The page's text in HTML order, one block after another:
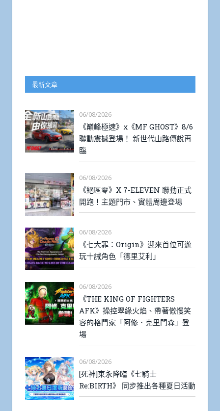
最新文章
06/08/2026
《巔峰極速》x《MF GHOST》8/6
聯動震撼登場！ 新世代山路傳說再
臨
06/08/2026
《絕區零》X 7-ELEVEN 聯動正式
開跑！主題門市、實體周邊登場
06/08/2026
《七大罪：Origin》迎來首位可遊
玩十誡角色「德里艾利」
06/08/2026
《THE KING OF FIGHTERS
AFK》操控翠綠火焰、帶著傲慢笑
容的格鬥家「阿修．克里門森」登
場
06/08/2026
[死神]東永降臨《七騎士
Re:BIRTH》 同步推出各種夏日活動